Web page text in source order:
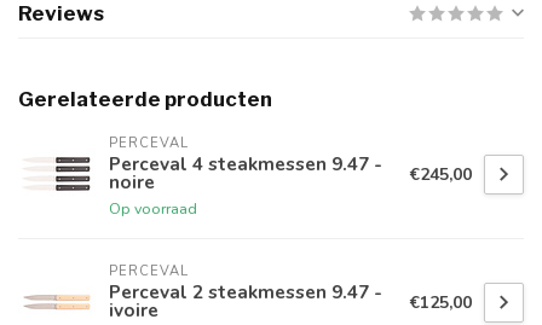
Reviews
Gerelateerde producten
PERCEVAL
Perceval 4 steakmessen 9.47 -
noire
Op voorraad
€245,00
PERCEVAL
Perceval 2 steakmessen 9.47 -
ivoire €125,00